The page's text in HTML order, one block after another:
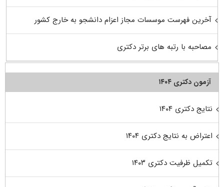
آخرین فهرست موسسات مجاز اعزام دانشجو به خارج کشور
مصاحبه با رتبه های برتر دکتری
آزمون دکتری ۱۴۰۴
نتایج دکتری ۱۴۰۴
اعتراض به نتایج دکتری ۱۴۰۴
تکمیل ظرفیت دکتری ۱۴۰۳